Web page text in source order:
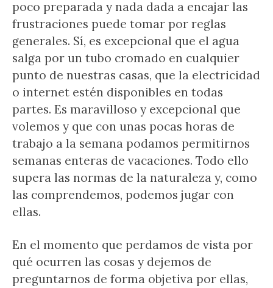
poco preparada y nada dada a encajar las
frustraciones puede tomar por reglas
generales. Sí, es excepcional que el agua
salga por un tubo cromado en cualquier
punto de nuestras casas, que la electricidad
o internet estén disponibles en todas
partes. Es maravilloso y excepcional que
volemos y que con unas pocas horas de
trabajo a la semana podamos permitirnos
semanas enteras de vacaciones. Todo ello
supera las normas de la naturaleza y, como
las comprendemos, podemos jugar con
ellas.
En el momento que perdamos de vista por
qué ocurren las cosas y dejemos de
preguntarnos de forma objetiva por ellas,